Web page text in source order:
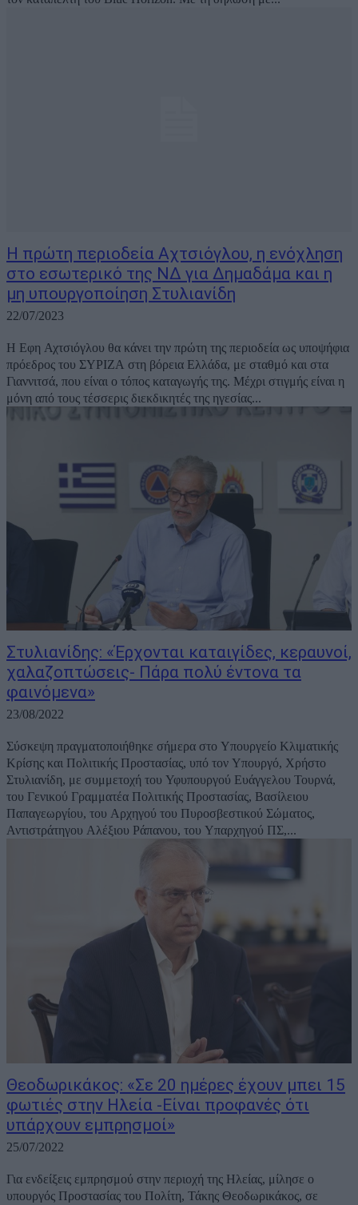
Η πρώτη περιοδεία Αχτσιόγλου, η ενόχληση
στο εσωτερικό της ΝΔ για Δημαδάμα και η
μη υπουργοποίηση Στυλιανίδη
22/07/2023
Η Εφη Αχτσιόγλου θα κάνει την πρώτη της περιοδεία ως υποψήφια
πρόεδρος του ΣΥΡΙΖΑ στη βόρεια Ελλάδα, με σταθμό και στα
Γιαννιτσά, που είναι ο τόπος καταγωγής της. Μέχρι στιγμής είναι η
μόνη από τους τέσσερις διεκδικητές της ηγεσίας...
Στυλιανίδης: «Έρχονται καταιγίδες, κεραυνοί,
χαλαζοπτώσεις- Πάρα πολύ έντονα τα
φαινόμενα»
23/08/2022
Σύσκεψη πραγματοποιήθηκε σήμερα στο Υπουργείο Κλιματικής
Κρίσης και Πολιτικής Προστασίας, υπό τον Υπουργό, Χρήστο
Στυλιανίδη, με συμμετοχή του Υφυπουργού Ευάγγελου Τουρνά,
του Γενικού Γραμματέα Πολιτικής Προστασίας, Βασίλειου
Παπαγεωργίου, του Αρχηγού του Πυροσβεστικού Σώματος,
Αντιστράτηγου Αλέξιου Ράπανου, του Υπαρχηγού ΠΣ,...
Θεοδωρικάκος: «Σε 20 ημέρες έχουν μπει 15
φωτιές στην Ηλεία -Είναι προφανές ότι
υπάρχουν εμπρησμοί»
25/07/2022
Για ενδείξεις εμπρησμού στην περιοχή της Ηλείας, μίλησε ο
υπουργός Προστασίας του Πολίτη, Τάκης Θεοδωρικάκος, σε